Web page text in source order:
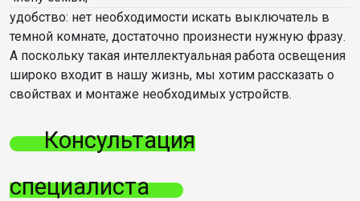
удобство: нет необходимости искать выключатель в
темной комнате, достаточно произнести нужную фразу.
А поскольку такая интеллектуальная работа освещения
широко входит в нашу жизнь, мы хотим рассказать о
свойствах и монтаже необходимых устройств.
Консультация
специалиста